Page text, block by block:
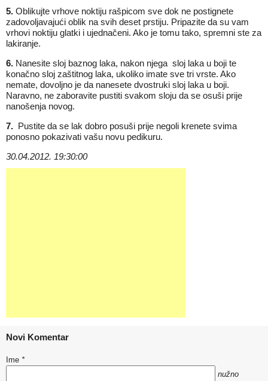
5. Oblikujte vrhove noktiju rašpicom sve dok ne postignete
zadovoljavajući oblik na svih deset prstiju. Pripazite da su vam
vrhovi noktiju glatki i ujednačeni. Ako je tomu tako, spremni ste za
lakiranje.
6. Nanesite sloj baznog laka, nakon njega sloj laka u boji te
konačno sloj zaštitnog laka, ukoliko imate sve tri vrste. Ako
nemate, dovoljno je da nanesete dvostruki sloj laka u boji.
Naravno, ne zaboravite pustiti svakom sloju da se osuši prije
nanošenja novog.
7. Pustite da se lak dobro posuši prije negoli krenete svima
ponosno pokazivati vašu novu pedikuru.
30.04.2012. 19:30:00
Novi Komentar
Ime *
nužno